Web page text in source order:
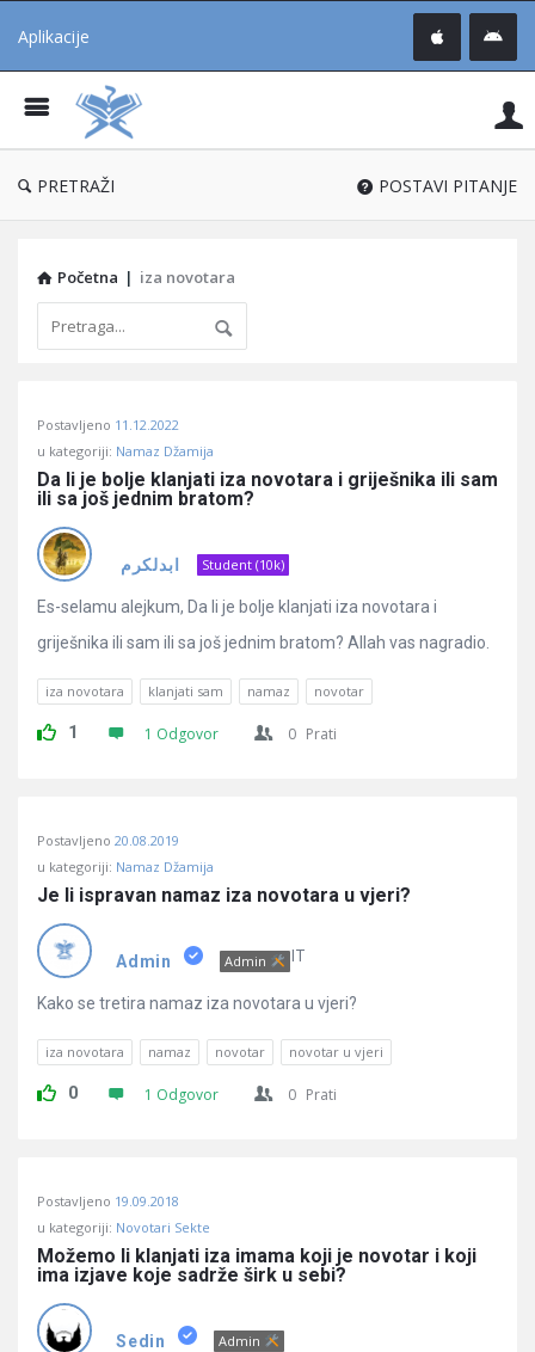
Aplikacije
®
PRETRAŽI POSTAVI PITANJE
Početna | iza novotara
Učene
Latest
Pitanja
Postavljeno 11.12.2022
u kategoriji: Namaz Džamija
Da li je bolje klanjati iza novotara i griješnika ili sam
ili sa još jednim bratom?
ابدلكرم ‏ Student (10k)
Es-selamu alejkum, Da li je bolje klanjati iza novotara i
griješnika ili sam ili sa još jednim bratom? Allah vas nagradio.
iza novotara klanjati sam namaz novotar
1 1 Odgovor 0 Prati
Postavljeno 20.08.2019
u kategoriji: Namaz Džamija
Je li ispravan namaz iza novotara u vjeri?
Admin Admin IT
Kako se tretira namaz iza novotara u vjeri?
iza novotara namaz novotar novotar u vjeri
0 1 Odgovor 0 Prati
Postavljeno 19.09.2018
u kategoriji: Novotari Sekte
Možemo li klanjati iza imama koji je novotar i koji
ima izjave koje sadrže širk u sebi?
Sedin Admin